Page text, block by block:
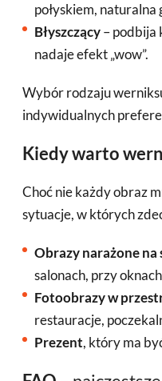
połyskiem, naturalna
Błyszczący– podbija
nadaje efekt „wow”.
Wybór rodzaju
indywidualnych
Kiedy warto
Choć nie każdy obraz
sytuacje, w których
Obrazy narażone na
salonach, przy
Fotoobrazy w
restauracje,
Prezent, który ma